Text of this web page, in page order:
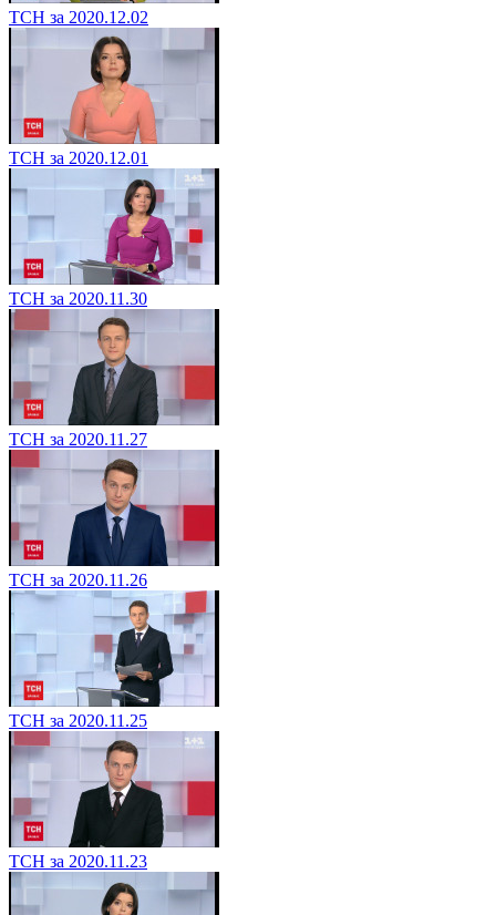
ТСН за 2020.12.02
ТСН за 2020.12.01
ТСН за 2020.11.30
ТСН за 2020.11.27
ТСН за 2020.11.26
ТСН за 2020.11.25
ТСН за 2020.11.23